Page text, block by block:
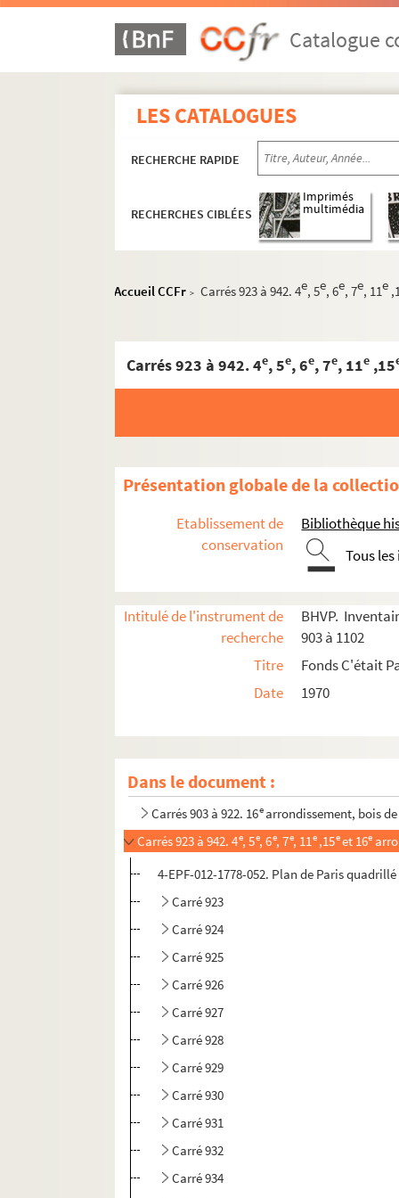
Catalogue
LES CATALOGUES
RECHERCHE RAPIDE
RECHERCHES CIBLÉES
Imprimés
multimédia
Accueil CCFr > Carrés 923 à 942. 4e, 5e, 6e, 7e, 11e
Carrés 923 à 942. 4e, 5e, 6e, 7e, 11e ,15
Présentation globale de la
Etablissement de
conservation
Bibliothèque
Tous
Intitulé de l'instrument de
recherche
BHVP.
903 à 1102
Titre
Fonds C'était
Date
1970
Dans le document :
Carrés 903 à 922. 16earrondissement, bois
Carrés 923 à 942. 4e, 5e, 6e, 7e, 11e,15eet 16e
4-EPF-012-1778-052. Plan de Paris
Carré 923
Carré 924
Carré 925
Carré 926
Carré 927
Carré 928
Carré 929
Carré 930
Carré 931
Carré 932
Carré 934